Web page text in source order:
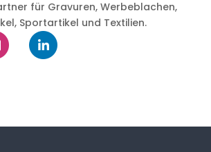
für Gravuren, Werbeblachen,
Sportartikel und Textilien.